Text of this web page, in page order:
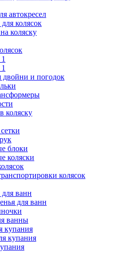
автокресел
колясок
коляску
двойни и погодок
коляску
блоки
коляски
колясок
ванн
для ванн
ванны
купания
купания